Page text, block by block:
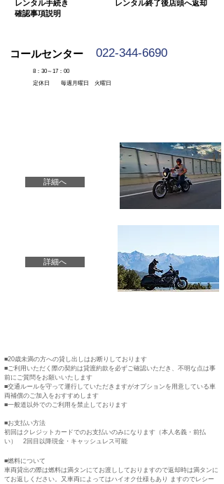
​レンタル手続き
確認事項説明
​レンタル終了後店頭へ返却
​コールセンター ​022-344-6690
​8：30～17：00
​定休日 毎週月曜日 火曜日
詳細へ
詳細へ
​■20歳未満の方への貸し出しはお断りしております
■ご利用いただく際の契約は貸渡約款を必ずご確認いただき、不明な点は事
前にご質問をお願いいたします
■交通ルールを守って運行していただきますがオプションを用意している車
両補償のご加入をおすすめします
​■一般道以外でのご利用を禁止しております
​■お支払い方法
初回はクレジットカードでのお支払いのみになります（本人名義・前払
い） 2回目以降現金・キャッシュレス可能
​■燃料について
車両貸出の際は燃料は満タンにてお渡ししておりますので返却時は満タンに
てお返しください。又車両によってはハイオク仕様もあり ますのでレシー